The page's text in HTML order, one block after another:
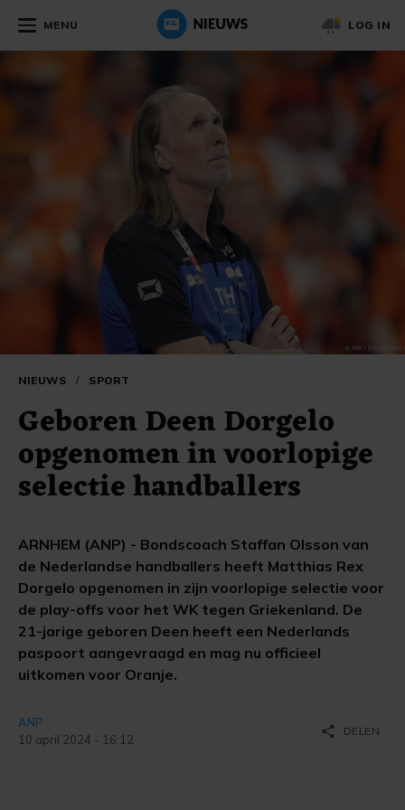
MENU LOG IN
NIEUWS / SPORT
Geboren Deen Dorgelo
opgenomen in voorlopige
selectie handballers
ARNHEM (ANP) - Bondscoach Staffan Olsson van
de Nederlandse handballers heeft Matthias Rex
Dorgelo opgenomen in zijn voorlopige selectie voor
de play-offs voor het WK tegen Griekenland. De
21-jarige geboren Deen heeft een Nederlands
paspoort aangevraagd en mag nu officieel
uitkomen voor Oranje.
ANP
10 april 2024 - 16:12
share DELEN